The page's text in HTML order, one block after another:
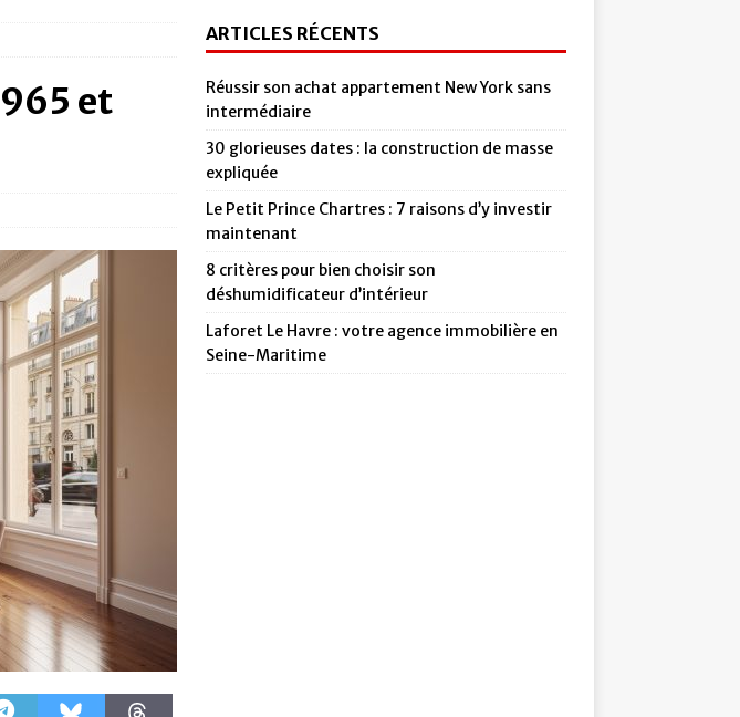
et
ARTICLES RÉCENTS
Réussir son achat appartement New York sans
intermédiaire
30 glorieuses dates : la construction de masse
expliquée
Le Petit Prince Chartres : 7 raisons d’y investir
maintenant
8 critères pour bien choisir son
déshumidificateur d’intérieur
Laforet Le Havre : votre agence immobilière en
Seine-Maritime